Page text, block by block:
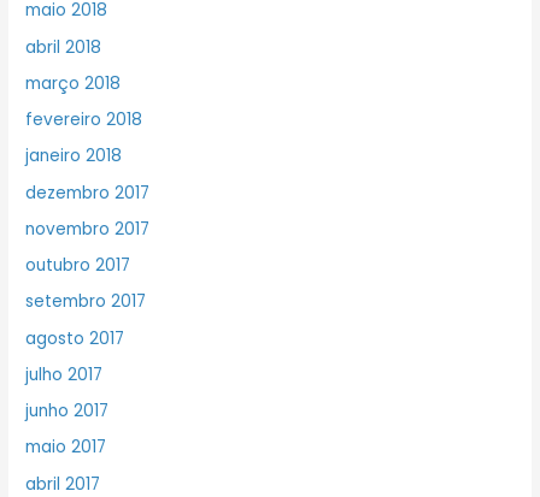
maio 2018
abril 2018
março 2018
fevereiro 2018
janeiro 2018
dezembro 2017
novembro 2017
outubro 2017
setembro 2017
agosto 2017
julho 2017
junho 2017
maio 2017
abril 2017